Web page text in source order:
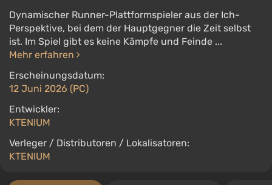
Dynamischer Runner-Plattformspieler aus der Ich-
Perspektive, bei dem der Hauptgegner die Zeit selbst
ist. Im Spiel gibt es keine Kämpfe und Feinde ...
Mehr erfahren
Erscheinungsdatum:
12 Juni 2026 (PC)
Entwickler:
KTENIUM
Verleger / Distributoren / Lokalisatoren:
KTENIUM